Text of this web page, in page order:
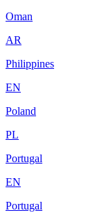
Oman
AR
Philippines
EN
Poland
PL
Portugal
EN
Portugal